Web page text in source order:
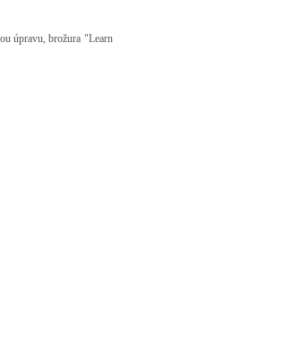
úpravu, brožura "Learn